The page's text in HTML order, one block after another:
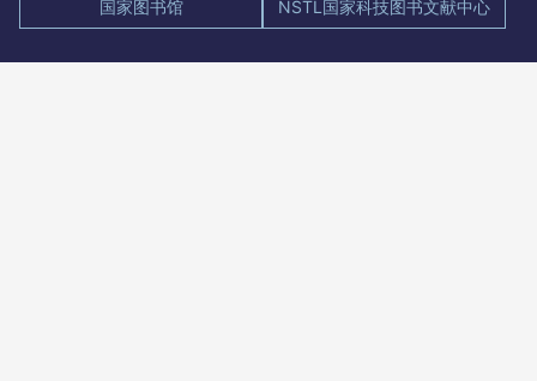
国家图书馆 NSTL国家科技图书文献中心